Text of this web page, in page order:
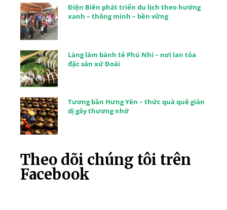
Điện Biên phát triển du lịch theo hướng
xanh – thông minh – bền vững
Làng làm bánh tẻ Phú Nhi – nơi lan tỏa
đặc sản xứ Đoài
Tương bần Hưng Yên – thức quà quê giản
dị gây thương nhớ
Theo dõi chúng tôi trên
Facebook